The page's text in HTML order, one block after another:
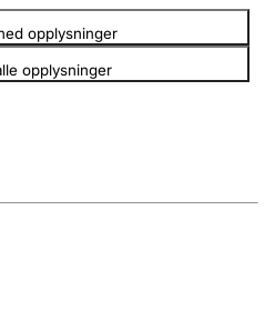
opplysninger
opplysninger